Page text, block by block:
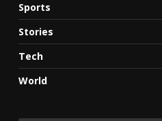
Sports
Stories
Tech
World